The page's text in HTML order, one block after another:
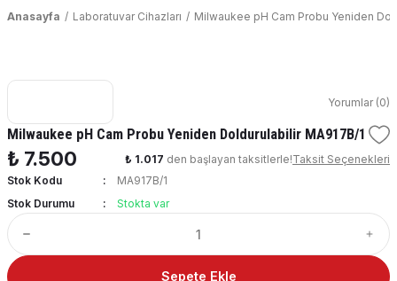
Anasayfa Laboratuvar Cihazları Milwaukee pH Cam Probu Yeniden
Yorumlar (0)
Milwaukee pH Cam Probu Yeniden Doldurulabilir MA917B/1
₺ 7.500 ₺ 1.017 den başlayan taksitlerle!Taksit Seçenekleri
Stok Kodu
MA917B/1
Stok Durumu
Stokta var
Sepete Ekle